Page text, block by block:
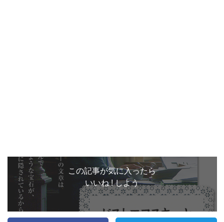
この記事が気に入ったら
いいね ! しよう